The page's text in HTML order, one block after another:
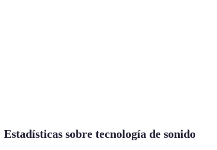
Estadísticas sobre tecnología de sonido